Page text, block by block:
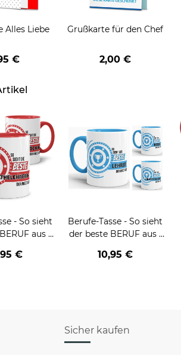
Alles Liebe
€
Grußkarte für den Chef
2,00 €
- So sieht
aus -
€
Berufe-Tasse - So sieht
der beste BERUF aus -
Männer - Hellblau
10,95 €
Sicher kaufen